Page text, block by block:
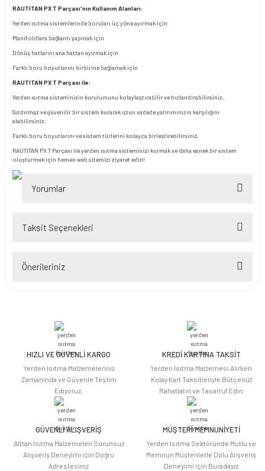
RAUTITAN PX T Parçası'nın Kullanım Alanları:
Yerden ısıtma sistemlerinde boruları üç yöne ayırmak için
Manifoldlara bağlantı yapmak için
Dönüş hatlarını ana hattan ayırmak için
Farklı boru boyutlarını birbirine bağlamak için
RAUTITAN PX T Parçası ile:
Yerden ısıtma sisteminizin kurulumunu kolaylaştırabilir ve hızlandırabilirsiniz.
Sızdırmaz ve güvenilir bir sistem kurarak uzun vadede yatırımınızın karşılığını
alabilirsiniz.
Farklı boru boyutlarını ve sistem türlerini kolayca birleştirebilirsiniz.
RAUTITAN PX T Parçası ile yerden ısıtma sisteminizi kurmak ve daha esnek bir sistem
oluşturmak için hemen web sitemizi ziyaret edin!
Yorumlar
Taksit Seçenekleri
Önerileriniz
iletebilirsiniz.
Görüş ve önerileriniz için teşekkür ederiz.
Ürün açıklamasında eksik bilgiler bulunuyor.
Ürün bilgilerinde hatalar bulunuyor.
Ürün fiyatı diğer sitelerden daha pahalı.
Bu ürüne benzer farklı alternatifler olmalı.
HIZLI VE GÜVENLİ KARGO
Yerden Isıtma Malzemeleriniz
Zamanında ve Güvenle Teslim
Ediyoruz.
KREDİ KARTINA TAKSİT
Yerden Isıtma Malzemesi Alırken
Kolay Kart Taksitleriyle Bütçenizi
Rahatlatın ve Tasarruf Edin
GÜVENLİ ALIŞVERİŞ
Alttan Isıtma Malzemeleri Sorunsuz
Alışveriş Deneyimi için Doğru
Adrestesiniz
MÜŞTERİ MEMNUNİYETİ
Yerden Isıtma Sektöründe Mutlu ve
Memnun Müşterilerle Dolu Alışveriş
Deneyimi için Buradayız